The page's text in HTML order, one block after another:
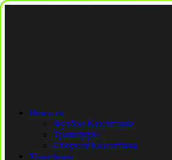
Новости
Футбол Казахстана
Трансферы
Сборная Казахстана
Трансферы